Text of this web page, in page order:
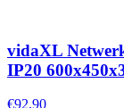
vidaXL
IP20
€92,90